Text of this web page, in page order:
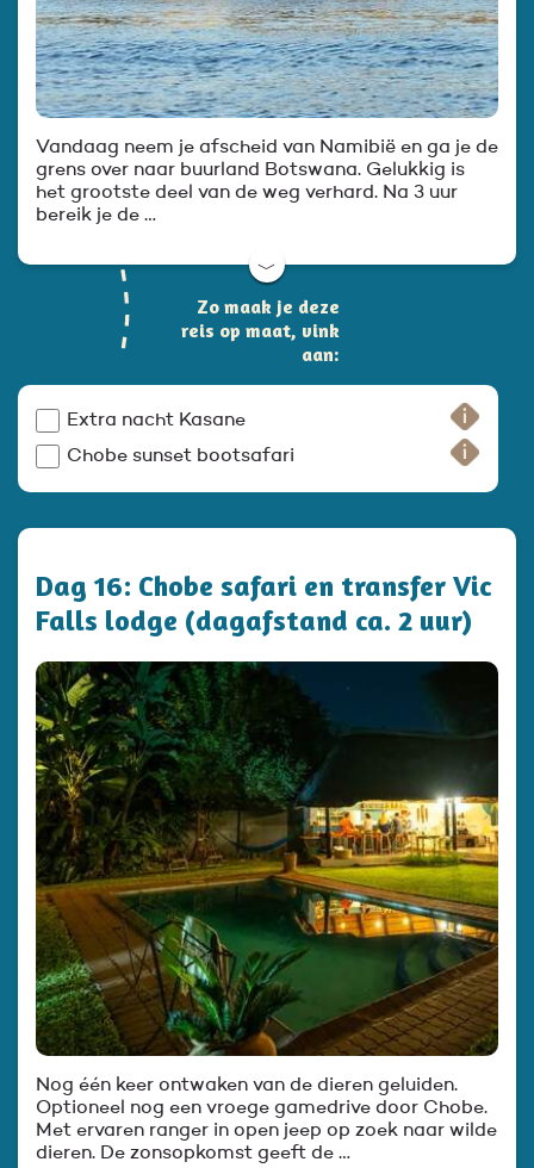
Vandaag neem je afscheid van Namibië en ga je de
grens over naar buurland Botswana. Gelukkig is
het grootste deel van de weg verhard. Na 3 uur
bereik je de …
﹀
Zo maak je deze
reis op maat, vink
aan:
Extra nacht Kasane
Chobe sunset bootsafari
Dag 16: Chobe safari en transfer Vic
Falls lodge (dagafstand ca. 2 uur)
Nog één keer ontwaken van de dieren geluiden.
Optioneel nog een vroege gamedrive door Chobe.
Met ervaren ranger in open jeep op zoek naar wilde
dieren. De zonsopkomst geeft de …